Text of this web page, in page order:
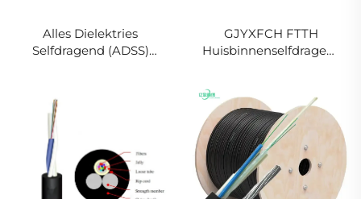
Alles Dielektries
Selfdragend (ADSS)
GJYXFCH FTTH
Huisbinnenselfdragende